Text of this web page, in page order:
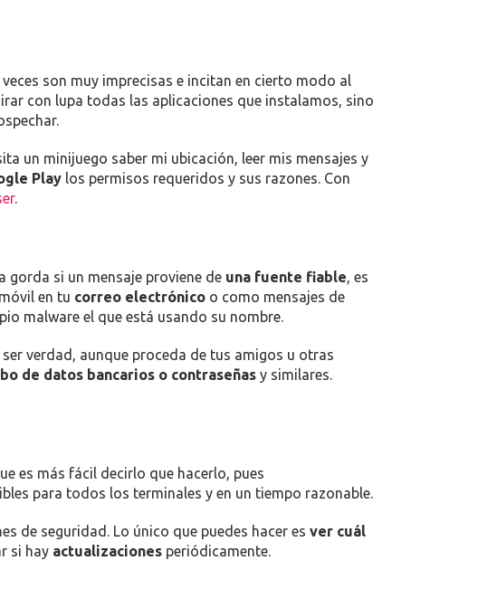
son muy imprecisas e incitan en cierto modo al
con lupa todas las aplicaciones que instalamos, sino
un minijuego saber mi ubicación, leer mis mensajes y
Play los permisos requeridos y sus razones. Con
.
gorda si un mensaje proviene de una fuente fiable, es
en tu correo electrónico o como mensajes de
malware el que está usando su nombre.
verdad, aunque proceda de tus amigos u otras
de datos bancarios o contraseñas y similares.
es más fácil decirlo que hacerlo, pues
para todos los terminales y en un tiempo razonable.
de seguridad. Lo único que puedes hacer es ver cuál
si hay actualizaciones periódicamente.